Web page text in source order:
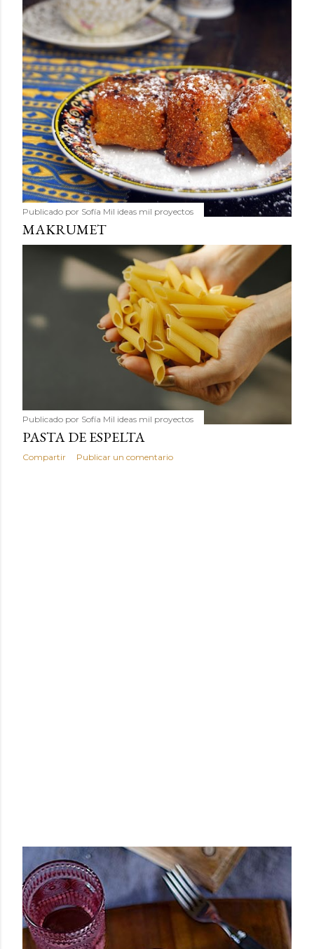
Publicado por Sofía Mil ideas mil proyectos
MAKRUMET
19 comentarios
Publicado por Sofía Mil ideas mil proyectos
PASTA DE ESPELTA
Compartir Publicar un comentario